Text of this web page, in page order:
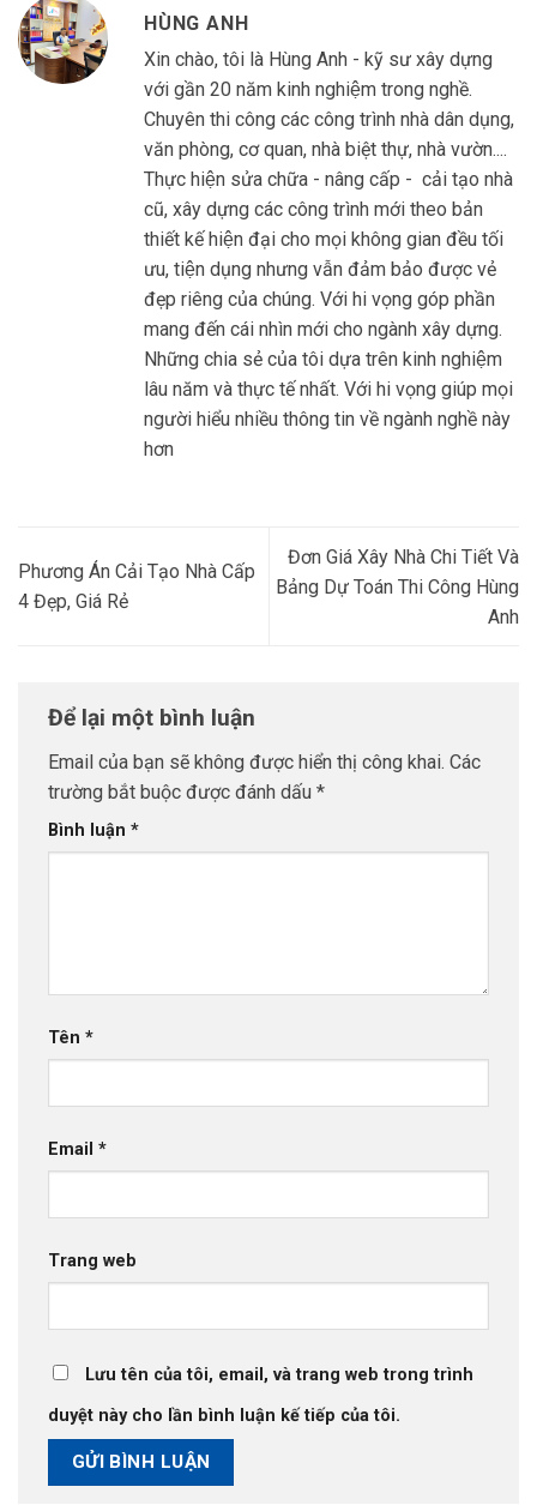
HÙNG ANH
Xin chào, tôi là Hùng Anh - kỹ sư xây dựng
với gần 20 năm kinh nghiệm trong nghề.
Chuyên thi công các công trình nhà dân dụng,
văn phòng, cơ quan, nhà biệt thự, nhà vườn....
Thực hiện sửa chữa - nâng cấp - cải tạo nhà
cũ, xây dựng các công trình mới theo bản
thiết kế hiện đại cho mọi không gian đều tối
ưu, tiện dụng nhưng vẫn đảm bảo được vẻ
đẹp riêng của chúng. Với hi vọng góp phần
mang đến cái nhìn mới cho ngành xây dựng.
Những chia sẻ của tôi dựa trên kinh nghiệm
lâu năm và thực tế nhất. Với hi vọng giúp mọi
người hiểu nhiều thông tin về ngành nghề này
hơn
Phương Án Cải Tạo Nhà Cấp
4 Đẹp, Giá Rẻ
Đơn Giá Xây Nhà Chi Tiết Và
Bảng Dự Toán Thi Công Hùng
Anh
Để lại một bình luận
Email của bạn sẽ không được hiển thị công khai. Các
trường bắt buộc được đánh dấu *
Bình luận *
Tên *
Email *
Trang web
Lưu tên của tôi, email, và trang web trong trình
duyệt này cho lần bình luận kế tiếp của tôi.